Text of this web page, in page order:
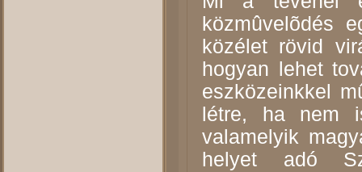
közmûvelõdés
közélet rövid
hogyan lehet
eszközeinkkel
létre, ha nem
valamelyik
helyet adó